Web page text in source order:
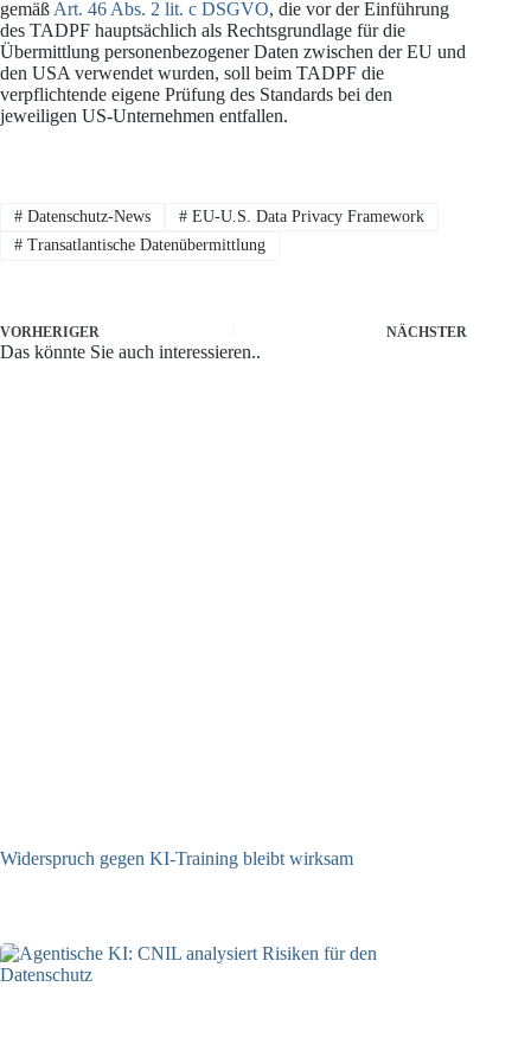
gemäß Art. 46 Abs. 2 lit. c DSGVO, die vor der Einführung
des TADPF hauptsächlich als Rechtsgrundlage für die
Übermittlung personenbezogener Daten zwischen der EU und
den USA verwendet wurden, soll beim TADPF die
verpflichtende eigene Prüfung des Standards bei den
jeweiligen US-Unternehmen entfallen.
#Datenschutz-News #EU-U.S. Data Privacy Framework
#Transatlantische Datenübermittlung
VORHERIGER NÄCHSTER
Das könnte Sie auch interessieren..
Widerspruch gegen KI-Training bleibt wirksam